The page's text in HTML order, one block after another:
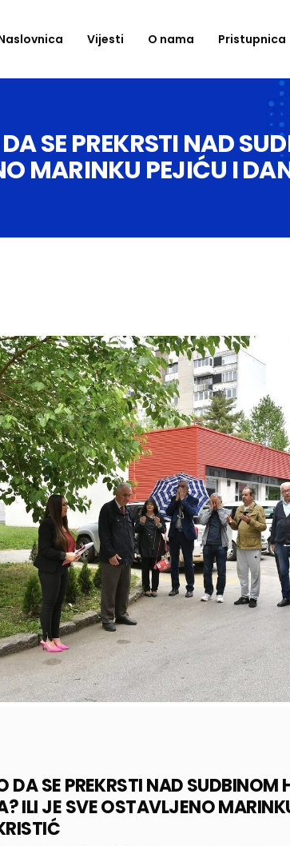
Vijesti O nama Pristupnica
SE PREKRSTI NAD
MARINKU PEJIĆU I
DA SE PREKRSTI NAD SUDBINOM
ILI JE SVE OSTAVLJENO